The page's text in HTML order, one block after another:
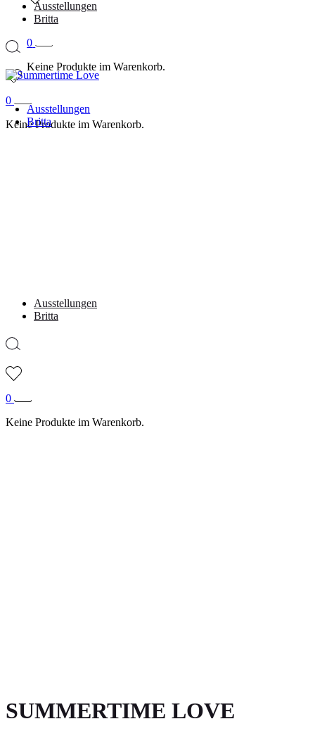
Ausstellungen
Britta
0
Keine Produkte im Warenkorb.
Ausstellungen
Britta
0
Keine Produkte im Warenkorb.
0
Keine Produkte im Warenkorb.
Ausstellungen
Britta
SUMMERTIME LOVE